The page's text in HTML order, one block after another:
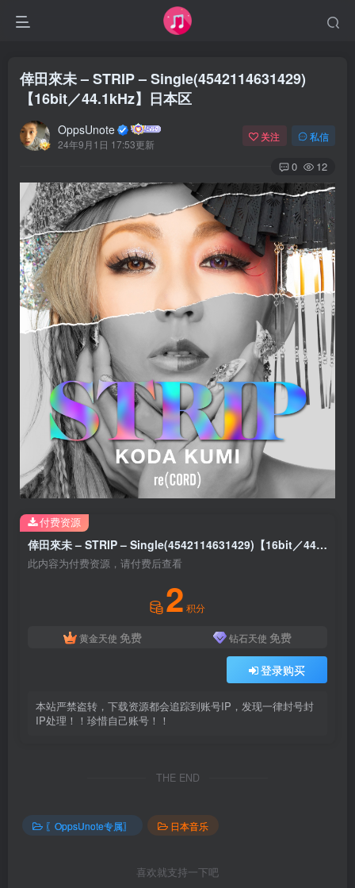
倖田來未 – STRIP – Single(4542114631429)
【16bit／44.1kHz】日本区
OppsUnote
24年9月1日 17:53更新
关注 私信
0 12
倖田來未 – STRIP – Single(4542114631429)【16bit／44.1kHz】日本区
此内容为付费资源，请付费后查看
2 积分
黄金天使 免费 钻石天使 免费
登录购买
本站严禁盗转，下载资源都会追踪到账号IP，发现一律封号封
IP处理！！珍惜自己账号！！
付费资源
THE END
〖OppsUnote专属〗 日本音乐
喜欢就支持一下吧